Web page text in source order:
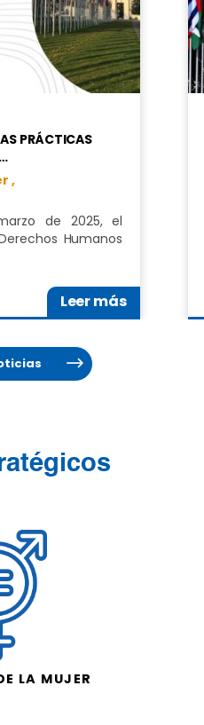
PRÁCTICAS
,
de 2025, el
Humanos
Leer más
LA MUJER